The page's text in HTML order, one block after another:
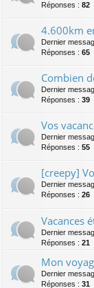
Réponses : 82
4.600km
Dernier
Réponses : 65
Combien
Dernier
Réponses : 39
Vos
Dernier
Réponses : 55
[creepy]
Dernier
Réponses : 26
Vacances
Dernier
Réponses : 21
Mon
Dernier
Réponses : 31